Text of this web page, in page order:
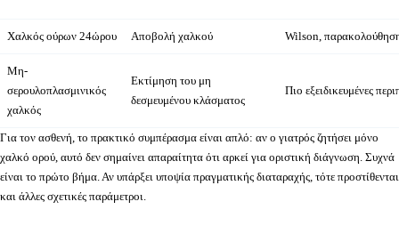
Χαλκός ούρων 24ώρου Αποβολή χαλκού Wilson,
Μη-
σερουλοπλασμινικός
χαλκός
Εκτίμηση του μη
δεσμευμένου κλάσματος
Πιο εξειδικευμένες
Για τον ασθενή, το πρακτικό συμπέρασμα είναι απλό: αν ο γιατρός ζητήσει μόνο
χαλκό ορού, αυτό δεν σημαίνει απαραίτητα ότι αρκεί για οριστική διάγνωση. Συχνά
είναι το πρώτο βήμα. Αν υπάρξει υποψία πραγματικής διαταραχής, τότε προστίθενται
και άλλες σχετικές παράμετροι.